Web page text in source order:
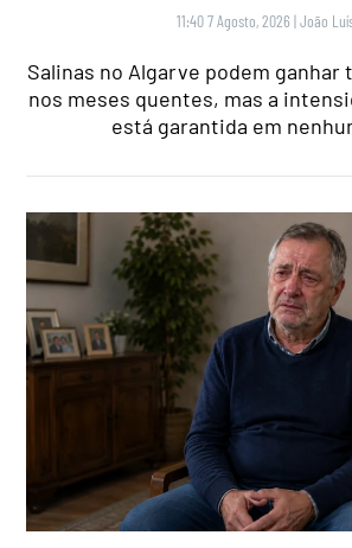
11:40 7 Agosto, 2026 |João
Salinas no Algarve podem
nos meses quentes, mas a
está garantida em